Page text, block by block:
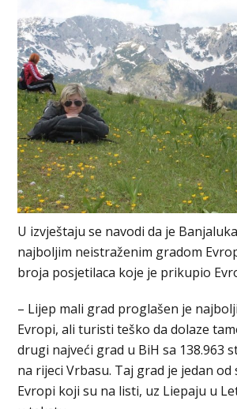
U izvještaju se navodi da je
najboljim neistraženim gradom
broja posjetilaca koje je prikupio
– Lijep mali grad proglašen je
Evropi, ali turisti teško da dolaze
drugi najveći grad u BiH sa 138.963
na rijeci Vrbasu. Taj grad je jedan od
Evropi koji su na listi, uz Liepaju u